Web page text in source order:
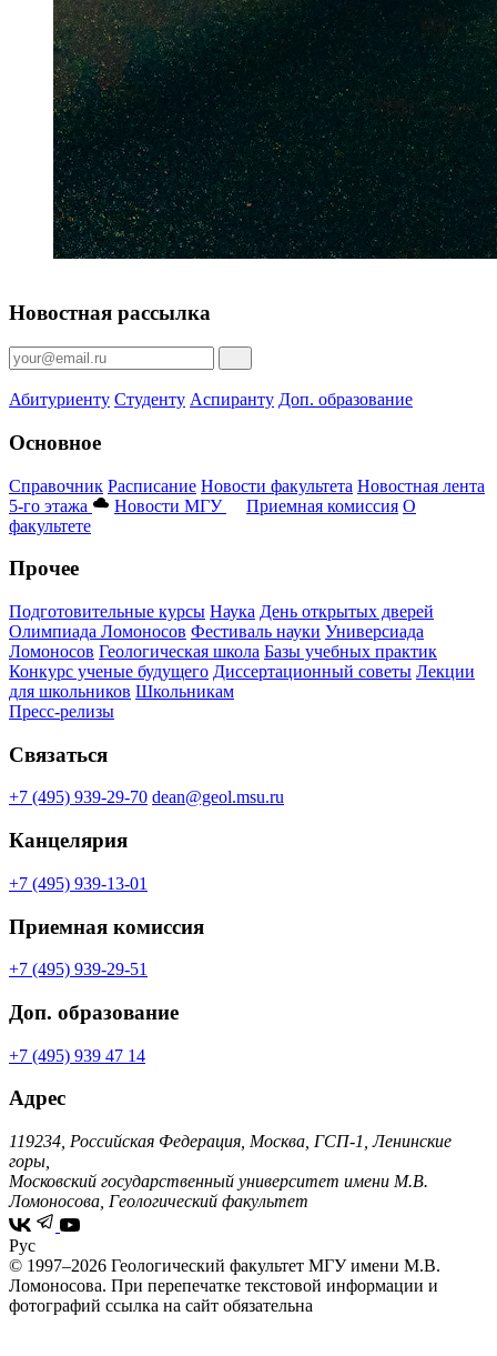
Новостная рассылка
Абитуриенту Студенту Аспиранту Доп. образование
Основное
Справочник Расписание Новости факультета Новостная лента
5-го этажа
Новости МГУ Приемная комиссия О
факультете
Прочее
Подготовительные курсы Наука День открытых дверей
Олимпиада Ломоносов Фестиваль науки Универсиада
Ломоносов Геологическая школа Базы учебных практик
Конкурс ученые будущего Диссертационный советы Лекции
для школьников Школьникам
Пресс-релизы
Связаться
+7 (495) 939-29-70 dean@geol.msu.ru
Канцелярия
+7 (495) 939-13-01
Приемная комиссия
+7 (495) 939-29-51
Доп. образование
+7 (495) 939 47 14
Адрес
119234, Российская Федерация, Москва, ГСП-1, Ленинские
горы,
Московский государственный университет имени М.В.
Ломоносова, Геологический факультет
Рус
© 1997–2026 Геологический факультет МГУ имени М.В.
Ломоносова. При перепечатке текстовой информации и
фотографий ссылка на сайт обязательна